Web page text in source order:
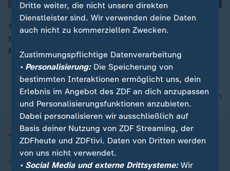
Stiftung Warentest prüft 25 Olivenöle „nativ extra“.
Nur vier schneiden gut ab. Wir zeigen Testsieger,
Preistipps und worauf es beim Kauf wirklich ankommt.
nach oben
Dritte weiter, die nicht unsere direkten
Dienstleister sind. Wir verwenden deine Daten
auch nicht zu kommerziellen Zwecken.
Zustimmungspflichtige Datenverarbeitung
• Personalisierung:Die Speicherung von
bestimmten Interaktionen ermöglicht uns, dein
Erlebnis im Angebot des ZDF an dich anzupassen
und Personalisierungsfunktionen anzubieten.
Dabei personalisieren wir ausschließlich auf
Basis deiner Nutzung von ZDF Streaming, der
ZDFheute und ZDFtivi. Daten von Dritten werden
von uns nicht verwendet.
• Social Media und externe Drittsysteme:Wir